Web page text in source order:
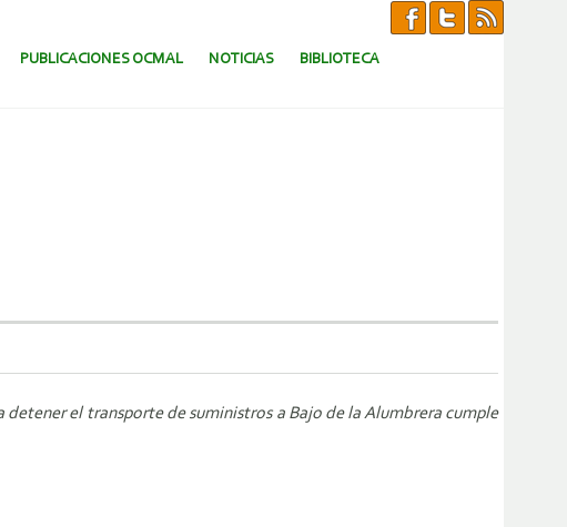
PUBLICACIONES OCMAL NOTICIAS BIBLIOTECA
el transporte de suministros a Bajo de la Alumbrera cumple